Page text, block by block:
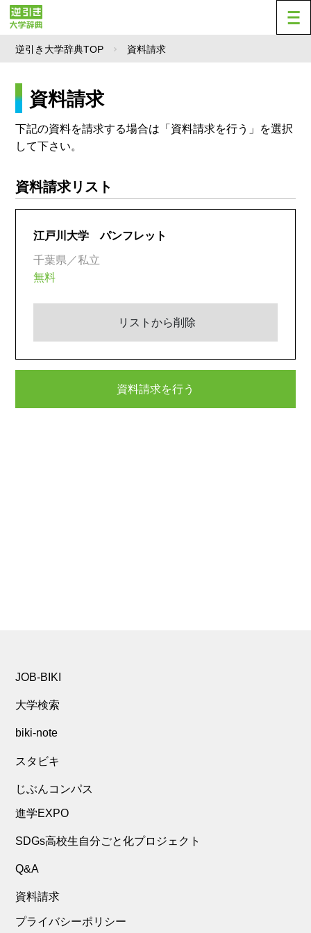
逆引き大学辞典TOP 資料請求
資料請求
下記の資料を請求する場合は「資料請求を行う」を選択
して下さい。
資料請求リスト
江戸川大学 パンフレット
千葉県／私立
無料
リストから削除
資料請求を行う
JOB-BIKI
大学検索
biki-note
スタビキ
じぶんコンパス
進学EXPO
SDGs高校生自分ごと化プロジェクト
Q&A
資料請求
プライバシーポリシー